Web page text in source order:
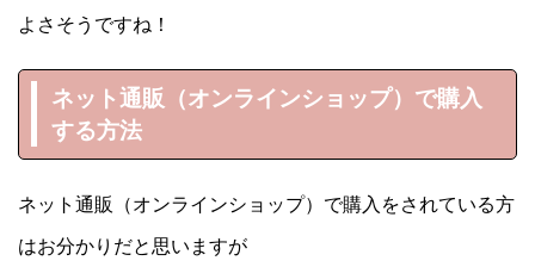
よさそうですね！
ネット通販（オンラインショップ）で購入
する方法
ネット通販（オンラインショップ）で購入をされている方
はお分かりだと思いますが